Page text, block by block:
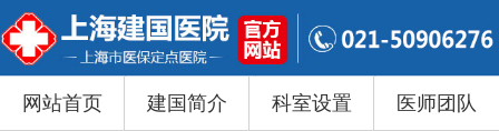
网站首页 建国简介 科室设置 医师团队